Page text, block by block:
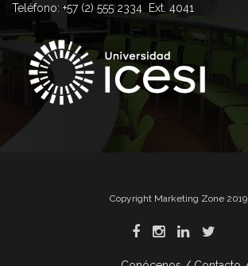
Teléfono: +57 (2) 555 2334 Ext. 4041
Copyright Marketing Zone 2019